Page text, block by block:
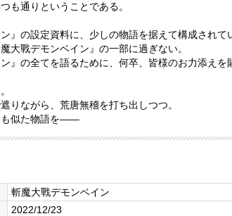
通りということである。
』の設定資料に、少しの物語を据えて構成されて
大戰デモンベイン』の一部に過ぎない。
』の全てを語るために、何卒、皆様のお力添えを
りながら、荒唐無稽を打ち出しつつ。
も似た物語を――
斬魔大戰デモンベイン
2022/12/23